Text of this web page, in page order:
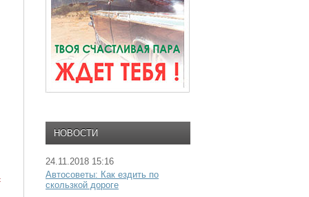
НОВОСТИ
24.11.2018 15:16
Автосоветы: Как ездить по
скользкой дороге